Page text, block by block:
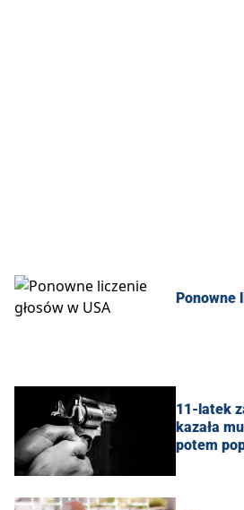
Ponowne
11-latek
kazała
potem